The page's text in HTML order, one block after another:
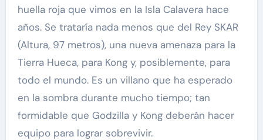
huella roja que vimos en la Isla Calavera hace
años. Se trataría nada menos que del Rey SKAR
(Altura, 97 metros), una nueva amenaza para la
Tierra Hueca, para Kong y, posiblemente, para
todo el mundo. Es un villano que ha esperado
en la sombra durante mucho tiempo; tan
formidable que Godzilla y Kong deberán hacer
equipo para lograr sobrevivir.